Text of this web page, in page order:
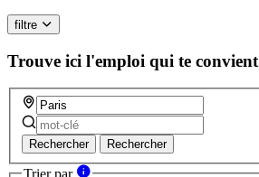
filtre
Trouve ici l'emploi qui te convient
Rechercher Rechercher
Trier par